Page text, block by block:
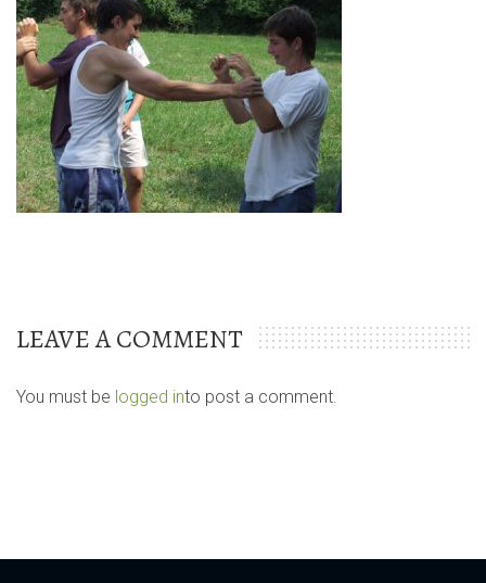
LEAVE A COMMENT
You must be logged into post a comment.